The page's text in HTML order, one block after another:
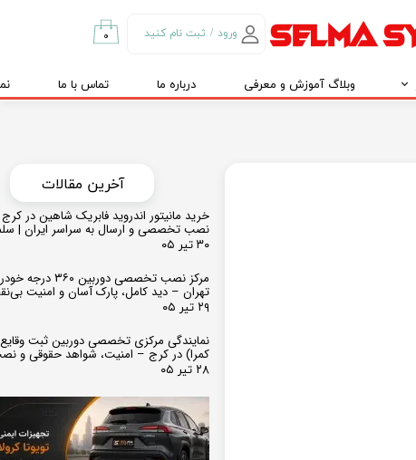
ورود / ثبت نام کنید
تغییر گذر واژه
۰
وبلاگ آموزش و معرفی درباره ما تماس با ما
خرید مانیتور اندروید فابریک شاهین در
نصب تخصصی و ارسال به سراسر ایران |
۳۰ تیر ۰۵
مرکز نصب تخصصی
تهران – دید کامل، پارک آسان و امنیت
۲۹ تیر ۰۵
نمایندگی مرکزی تخصصی دوربین ثبت
کمرا) در کرج – امنیت، شواهد حقوقی و
۲۸ تیر ۰۵
​​آخرین مقالات